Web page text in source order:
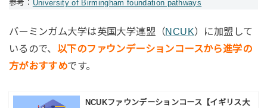
参考： University of Birmingham foundation pathways
バーミンガム大学は英国大学連盟（NCUK）に加盟して
いるので、 以下のファウンデーションコースから進学の
方がおすすめです。
NCUKファウンデーションコース【イギリス大